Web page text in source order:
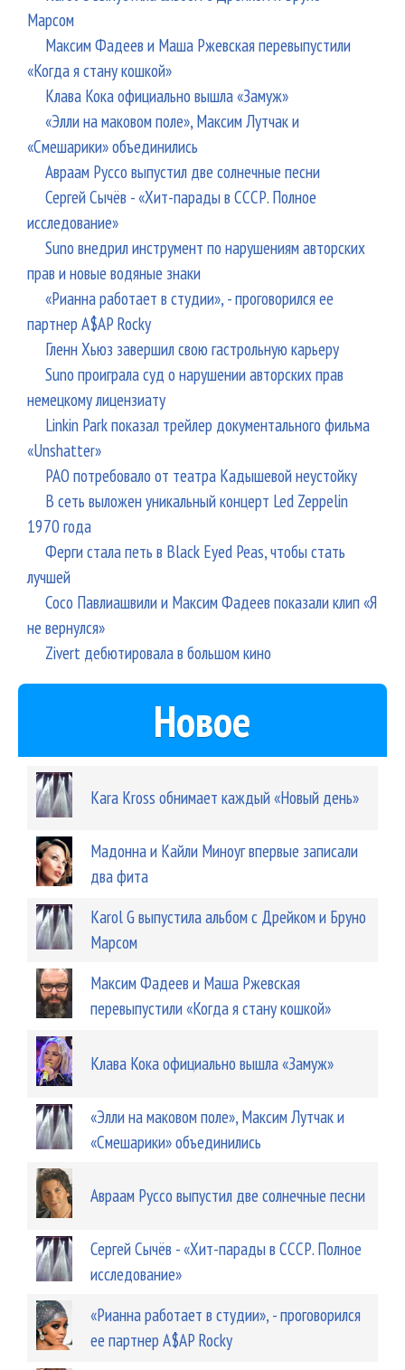
Марсом
Максим Фадеев и Маша Ржевская перевыпустили
«Когда я стану кошкой»
Клава Кока официально вышла «Замуж»
«Элли на маковом поле», Максим Лутчак и
«Смешарики» объединились
Авраам Руссо выпустил две солнечные песни
Сергей Сычёв - «Хит-парады в СССР. Полное
исследование»
Suno внедрил инструмент по нарушениям авторских
прав и новые водяные знаки
«Рианна работает в студии», - проговорился ее
партнер A$AP Rocky
Гленн Хьюз завершил свою гастрольную карьеру
Suno проиграла суд о нарушении авторских прав
немецкому лицензиату
Linkin Park показал трейлер документального фильма
«Unshatter»
РАО потребовало от театра Кадышевой неустойку
В сеть выложен уникальный концерт Led Zeppelin
1970 года
Ферги стала петь в Black Eyed Peas, чтобы стать
лучшей
Сосо Павлиашвили и Максим Фадеев показали клип «Я
не вернулся»
Zivert дебютировала в большом кино
Новое
Kara Kross обнимает каждый «Новый день»
Мадонна и Кайли Миноуг впервые записали
два фита
Karol G выпустила альбом с Дрейком и Бруно
Марсом
Максим Фадеев и Маша Ржевская
перевыпустили «Когда я стану кошкой»
Клава Кока официально вышла «Замуж»
«Элли на маковом поле», Максим Лутчак и
«Смешарики» объединились
Авраам Руссо выпустил две солнечные песни
Сергей Сычёв - «Хит-парады в СССР. Полное
исследование»
«Рианна работает в студии», - проговорился
ее партнер A$AP Rocky